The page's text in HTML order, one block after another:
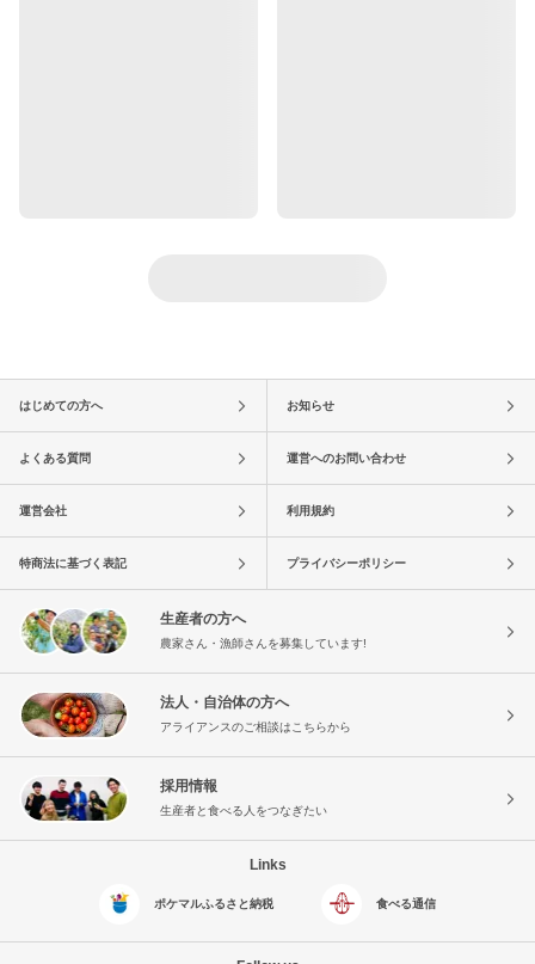
はじめての方へ お知らせ
よくある質問 運営へのお問い合わせ
運営会社 利用規約
特商法に基づく表記 プライバシーポリシー
生産者の方へ
農家さん・漁師さんを募集しています!
法人・自治体の方へ
アライアンスのご相談はこちらから
採用情報
生産者と食べる人をつなぎたい
Links
ポケマルふるさと納税 食べる通信